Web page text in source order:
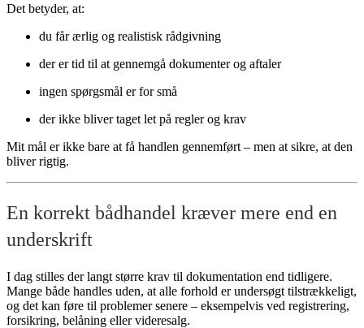
Det betyder, at:
du får ærlig og realistisk rådgivning
der er tid til at gennemgå dokumenter og aftaler
ingen spørgsmål er for små
der ikke bliver taget let på regler og krav
Mit mål er ikke bare at få handlen gennemført – men at sikre, at den
bliver rigtig.
En korrekt bådhandel kræver mere end en
underskrift
I dag stilles der langt større krav til dokumentation end tidligere.
Mange både handles uden, at alle forhold er undersøgt tilstrækkeligt,
og det kan føre til problemer senere – eksempelvis ved registrering,
forsikring, belåning eller videresalg.